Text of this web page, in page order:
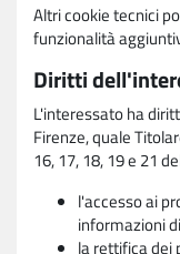
Altri cookie tecnici
funzionalità
Diritti
L'interessato ha
Firenze, quale
16, 17, 18, 19 e 21
l'accesso ai
informazioni
la rettifica dei